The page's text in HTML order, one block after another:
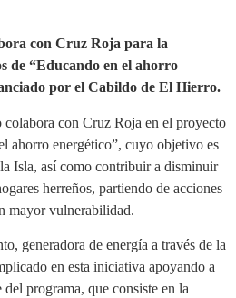
con Cruz Roja para la
de “Educando en el ahorro
por el Cabildo de El Hierro.
con Cruz Roja en el proyecto
ahorro energético”, cuyo objetivo es
Isla, así como contribuir a disminuir
herreños, partiendo de acciones
mayor vulnerabilidad.
generadora de energía a través de la
en esta iniciativa apoyando a
programa, que consiste en la